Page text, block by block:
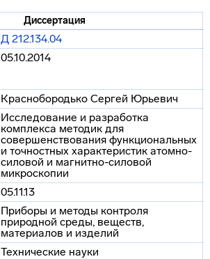
Диссертация
Д 212.134.04
05.10.2014
Краснобородько Сергей Юрьевич
Исследование и разработка
комплекса методик для
совершенствования функциональных
и точностных характеристик атомно-
силовой и магнитно-силовой
микроскопии
05.11.13
Приборы и методы контроля
природной среды, веществ,
материалов и изделий
Технические науки